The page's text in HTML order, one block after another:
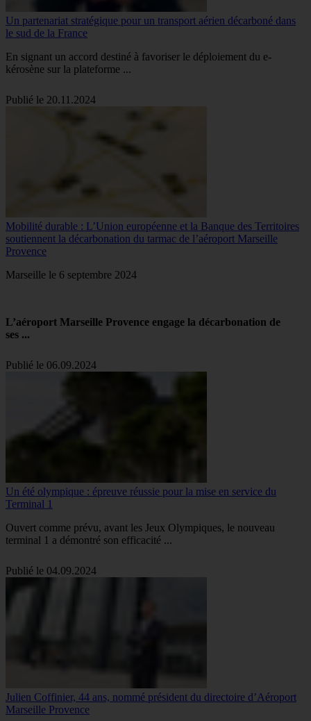
Un partenariat stratégique pour un transport aérien décarboné dans
le sud de la France
En signant un accord destiné à favoriser le déploiement du e-
kérosène sur la plateforme ...
Publié le 20.11.2024
Mobilité durable : L’Union européenne et la Banque des Territoires
soutiennent la décarbonation du tarmac de l’aéroport Marseille
Provence
Marseille le 6 septembre 2024
L’aéroport Marseille Provence engage la décarbonation de
ses ...
Publié le 06.09.2024
Un été olympique : épreuve réussie pour la mise en service du
Terminal 1
Ouvert comme prévu, avant les Jeux Olympiques, le nouveau
terminal 1 a démontré son efficacité ...
Publié le 04.09.2024
Julien Coffinier, 44 ans, nommé président du directoire d’Aéroport
Marseille Provence